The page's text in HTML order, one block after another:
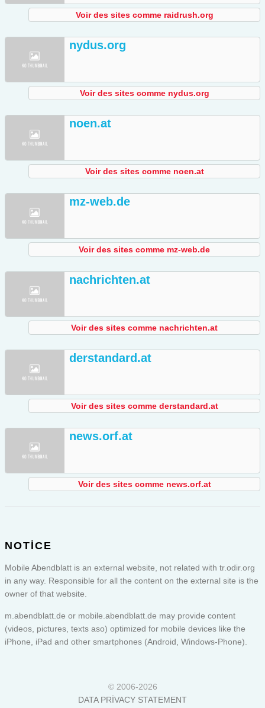
Voir des sites comme raidrush.org
nydus.org
Voir des sites comme nydus.org
noen.at
Voir des sites comme noen.at
mz-web.de
Voir des sites comme mz-web.de
nachrichten.at
Voir des sites comme nachrichten.at
derstandard.at
Voir des sites comme derstandard.at
news.orf.at
Voir des sites comme news.orf.at
NOTICE
Mobile Abendblatt is an external website, not related with tr.odir.org
in any way. Responsible for all the content on the external site is the
owner of that website.
m.abendblatt.de or mobile.abendblatt.de may provide content
(videos, pictures, texts aso) optimized for mobile devices like the
iPhone, iPad and other smartphones (Android, Windows-Phone).
© 2006-2026
DATA PRIVACY STATEMENT